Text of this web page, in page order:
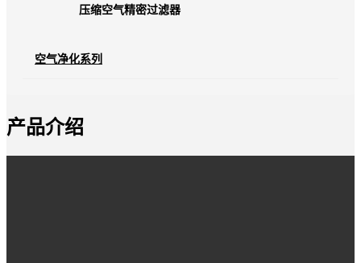
压缩空气精密过滤器
空气净化系列
产品介绍